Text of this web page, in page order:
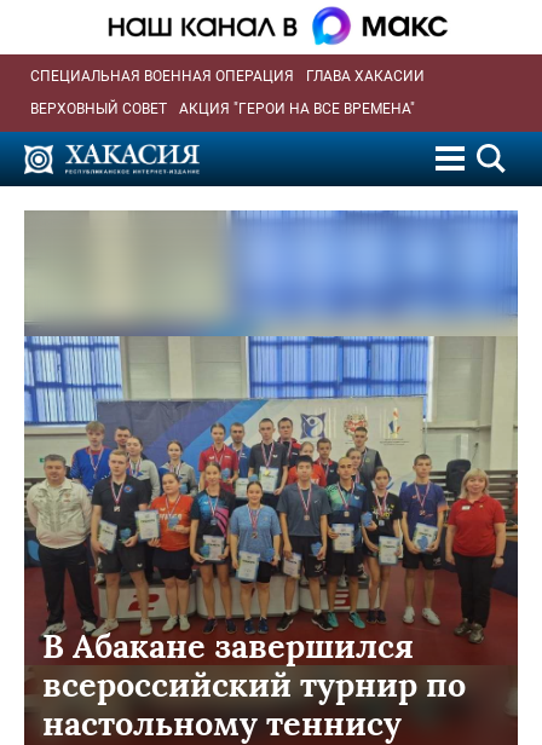
СПЕЦИАЛЬНАЯ ВОЕННАЯ ОПЕРАЦИЯ
ГЛАВА ХАКАСИИ
ВЕРХОВНЫЙ СОВЕТ
АКЦИЯ "ГЕРОИ НА ВСЕ ВРЕМЕНА"
В Абакане завершился
всероссийский турнир по
настольному теннису